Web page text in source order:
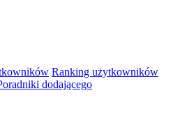
Ranking użytkowników
dodającego